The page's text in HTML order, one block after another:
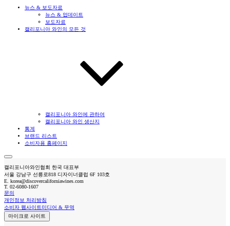
뉴스 & 보도자료
뉴스 & 업데이트
보도자료
캘리포니아 와인의 모든 것
캘리포니아 와인에 관하여
캘리포니아 와인 생산지
통계
브랜드 리스트
소비자용 홈페이지
캘리포니아와인협회 한국 대표부
서울 강남구 선릉로818 디자이너클럽 6F 103호
E. korea@discovercaliforniawines.com
T. 02-6080-1607
문의
개인정보 처리방침
소비자 웹사이트미디어 & 무역
마이크로 사이트